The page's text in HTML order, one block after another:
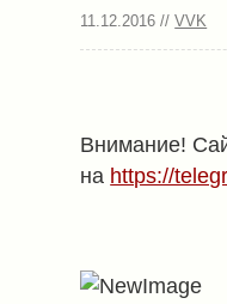
11.12.2016 //VVK
Внимание!
на https://